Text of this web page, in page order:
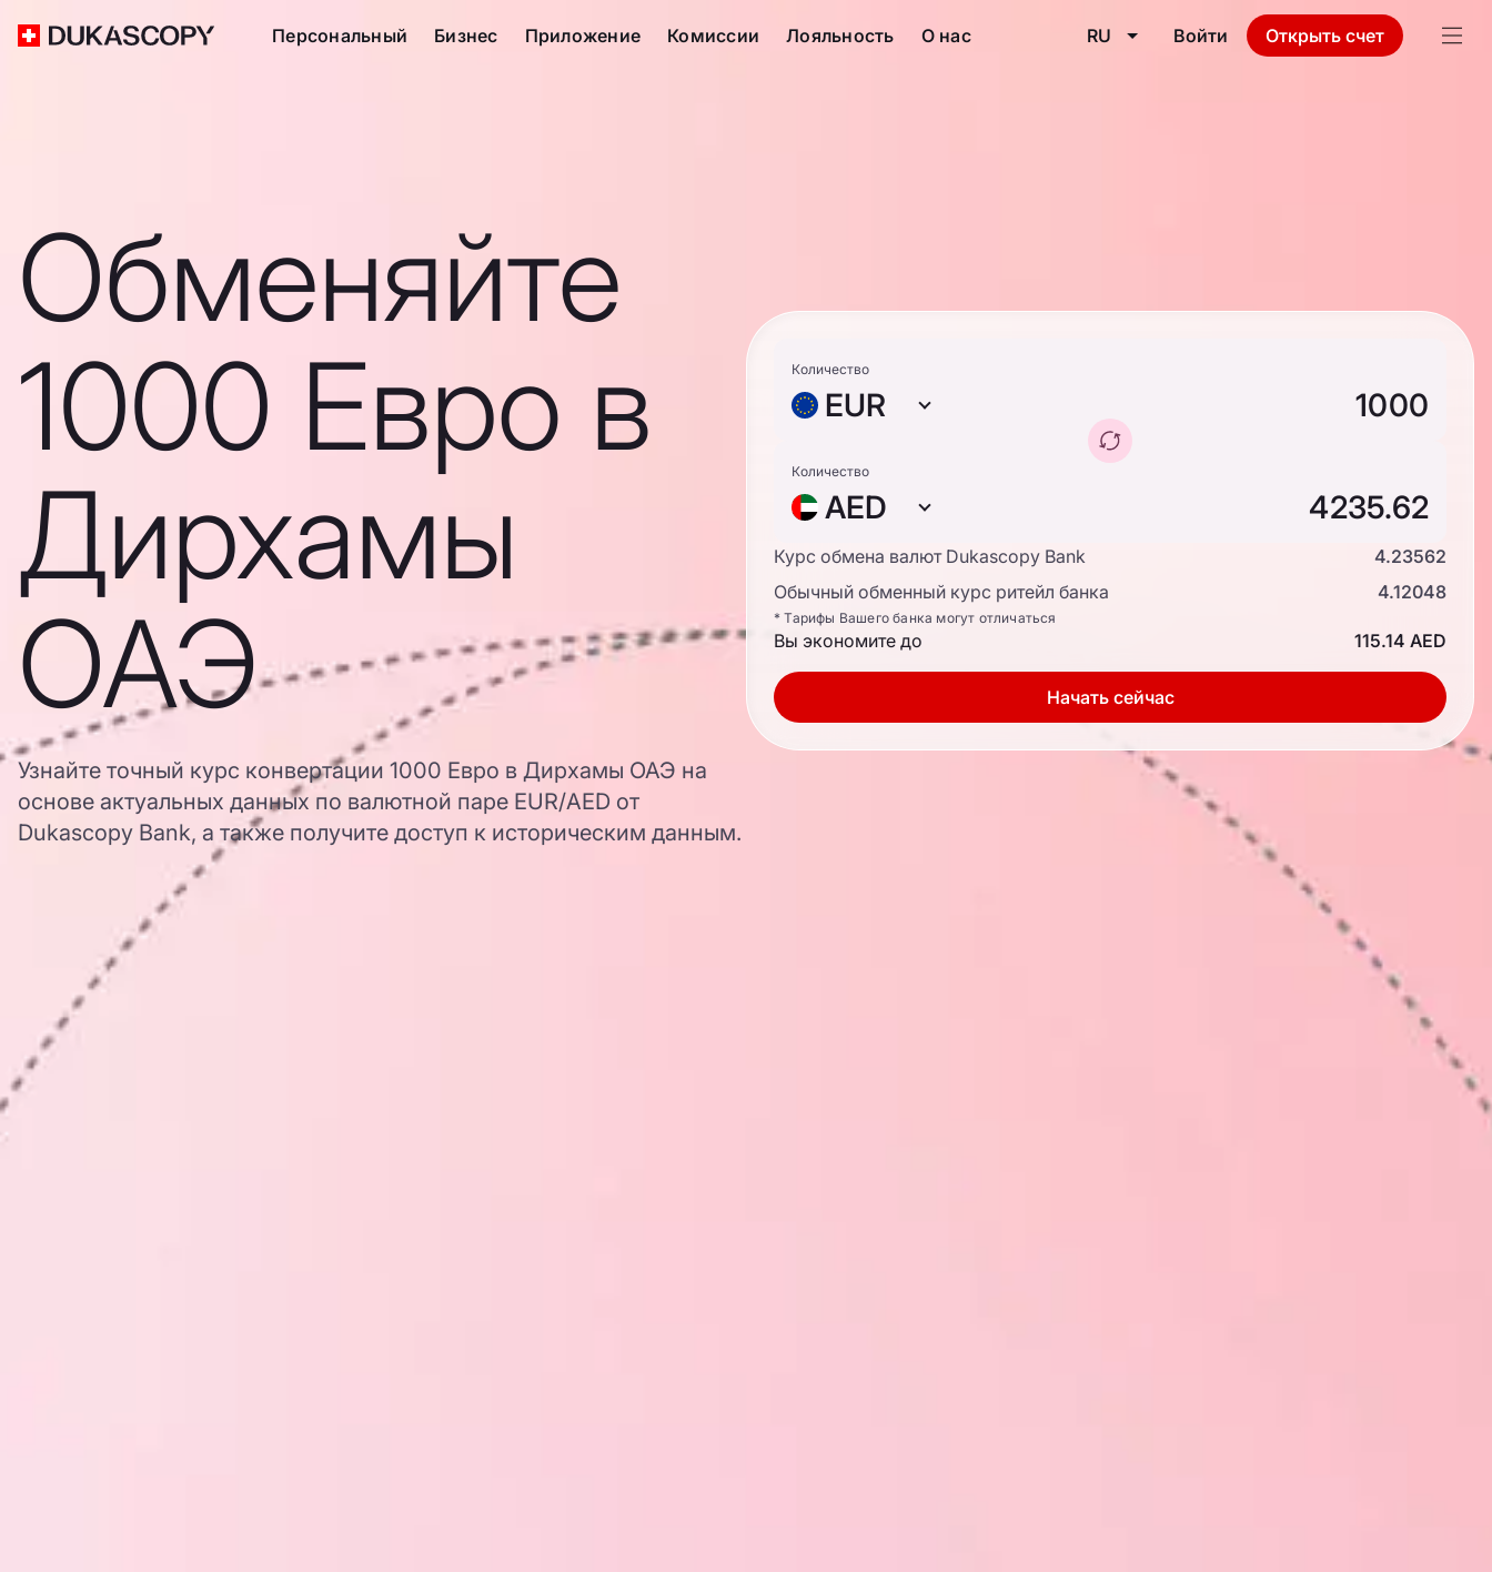
Персональный Бизнес Приложение Комиссии Лояльность О нас RU Войти Открыть счет
Обменяйте
1000 Евро в
Дирхамы
ОАЭ
Узнайте точный курс конвертации 1000 Евро в Дирхамы ОАЭ на
основе актуальных данных по валютной паре EUR/AED от
Dukascopy Bank, а также получите доступ к историческим данным.
Количество
EUR
Количество
AED
Курс обмена валют Dukascopy Bank
4.23562
Обычный обменный курс ритейл банка
4.12048
* Тарифы Вашего банка могут отличаться
Вы экономите до 115.14 AED
Начать сейчас